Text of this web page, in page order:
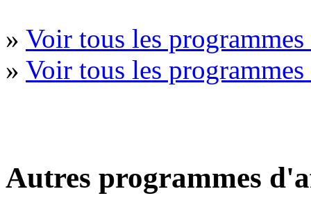
» Voir tous les
» Voir tous les
Autres programmes